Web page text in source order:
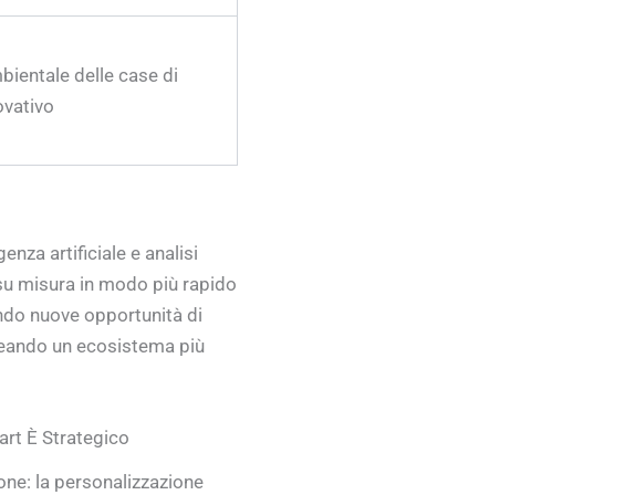
delle case di
artificiale e analisi
misura in modo più rapido
nuove opportunità di
un ecosistema più
È Strategico
la personalizzazione